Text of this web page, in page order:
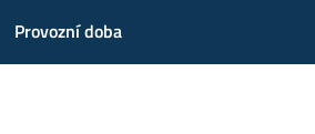
Provozní doba